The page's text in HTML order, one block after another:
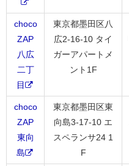
choco
ZAP
八広
二丁
目
東京都墨田区八
広2-16-10 タイ
ガーアパートメ
ント1F
choco
ZAP
東向
島
東京都墨田区東
向島3-17-10 エ
スペランサ24 1
F